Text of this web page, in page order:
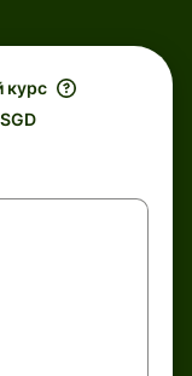
курс